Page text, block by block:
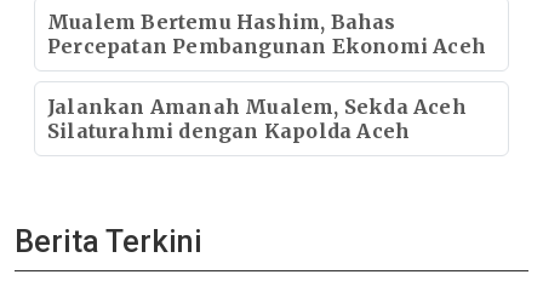
Mualem Bertemu Hashim, Bahas
Percepatan Pembangunan Ekonomi Aceh
Jalankan Amanah Mualem, Sekda Aceh
Silaturahmi dengan Kapolda Aceh
Berita Terkini